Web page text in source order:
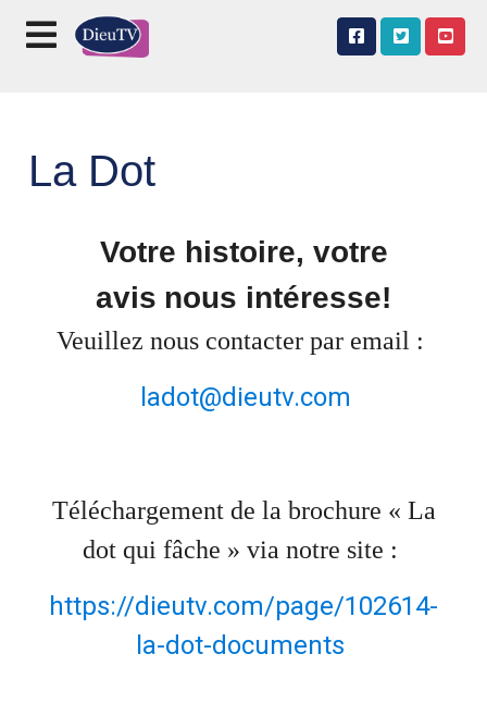
La Dot
Votre histoire, votre
avis nous intéresse!
Veuillez nous contacter par email :
ladot@dieutv.com
Téléchargement de la brochure « La
dot qui fâche » via notre site :
https://dieutv.com/page/102614-
la-dot-documents